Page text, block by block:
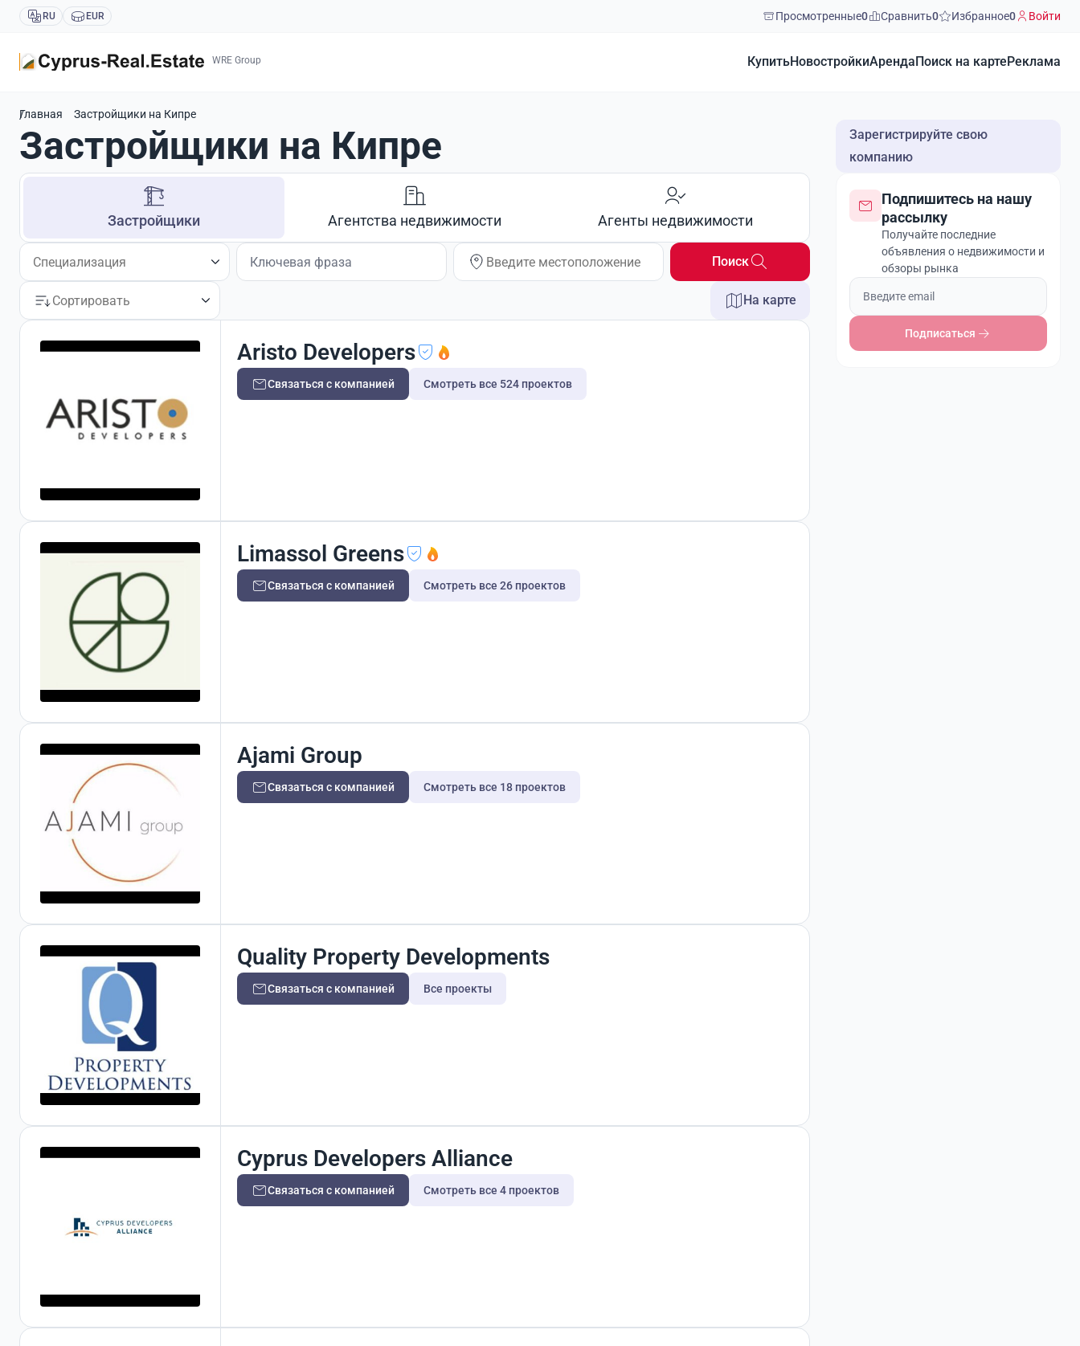
RU EUR Просмотренные0 Сравнить0 Избранное0 Войти
WRE Group КупитьНовостройкиАренда Поиск на карте Реклама
Главная Застройщики на Кипре
Застройщики на Кипре
Зарегистрируйте свою
компанию
Застройщики Агентства недвижимости Агенты недвижимости
Поиск
На карте
Aristo Developers
Связаться с компанией Смотреть все 524 проектов
Limassol Greens
Связаться с компанией Смотреть все 26 проектов
Ajami Group
Связаться с компанией Смотреть все 18 проектов
Quality Property Developments
Связаться с компанией Все проекты
Cyprus Developers Alliance
Связаться с компанией Смотреть все 4 проектов
Подпишитесь на нашу
рассылку
Получайте последние
объявления о недвижимости и
обзоры рынка
Подписаться